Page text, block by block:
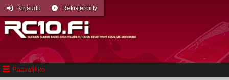
Päävalikko
Kirjaudu Rekisteröidy